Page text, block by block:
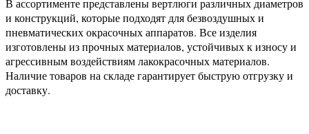
В ассортименте представлены вертлюги различных диаметров
и конструкций, которые подходят для безвоздушных и
пневматических окрасочных аппаратов. Все изделия
изготовлены из прочных материалов, устойчивых к износу и
агрессивным воздействиям лакокрасочных материалов.
Наличие товаров на складе гарантирует быструю отгрузку и
доставку.